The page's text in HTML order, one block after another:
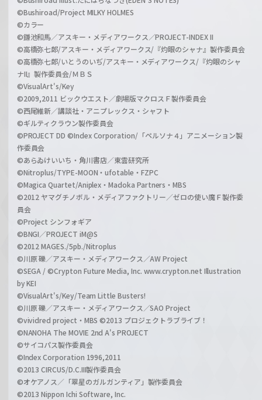
©Bushiroad/Project MILKY HOLMES
©カラー
©鎌池和馬／アスキー・メディアワークス／PROJECT-INDEX II
©高橋弥七郎/アスキー・メディアワークス/『灼眼のシャナ』製作委員会
©高橋弥七郎/いとうのいぢ/アスキー・メディアワークス/『灼眼のシャ
ナII』製作委員会/ＭＢＳ
©VisualArt's/Key
©2009,2011 ビックウエスト／劇場版マクロスＦ製作委員会
©西尾維新／講談社・アニプレックス・シャフト
©ギルティクラウン製作委員会
©PROJECT DD ©Index Corporation/「ペルソナ４」アニメーション製
作委員会
©あらゐけいいち・角川書店／東雲研究所
©Nitroplus/TYPE-MOON・ufotable・FZPC
©Magica Quartet/Aniplex・Madoka Partners・MBS
©2012 ヤマグチノボル・メディアファクトリー／ゼロの使い魔Ｆ製作委
員会
©Project シンフォギア
©BNGI／PROJECT iM@S
©2012 MAGES./5pb./Nitroplus
©川原 礫／アスキー・メディアワークス／AW Project
©SEGA / ©Crypton Future Media, Inc. www.crypton.net Illustration
by KEI
©VisualArt's/Key/Team Little Busters!
©川原 礫／アスキー・メディアワークス／SAO Project
©vividred project・MBS ©2013 プロジェクトラブライブ！
©NANOHA The MOVIE 2nd A's PROJECT
©サイコパス製作委員会
©Index Corporation 1996,2011
©2013 CIRCUS/D.C.III製作委員会
©オケアノス／「翠星のガルガンティア」製作委員会
©2013 Nippon Ichi Software, Inc.